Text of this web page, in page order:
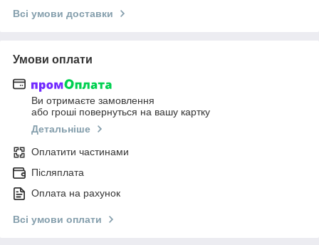
Всі умови доставки
Умови оплати
Ви отримаєте замовлення
або гроші повернуться на вашу картку
Детальніше
Оплатити частинами
Післяплата
Оплата на рахунок
Всі умови оплати